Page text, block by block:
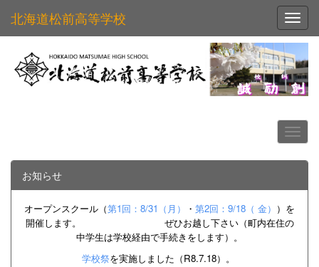
北海道松前高等学校
お知らせ
オープンスクール（第1回：8/31（月） ・ 第2回：9/18（ 金） ）を
開催します。 ぜひお越し下さい（町内在住の
中学生は学校経由で手続きをします） 。
学校祭を実施しました （R8.7.18）。